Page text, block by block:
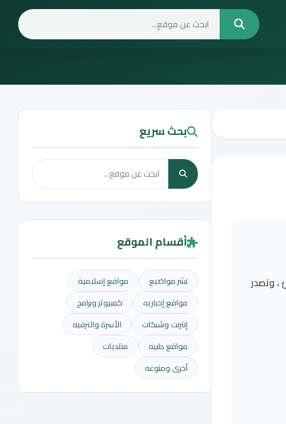
، وتصدر
بحث سريع
أقسام الموقع
نشر مواضيع
مواقع إسلامية
مواقع إخباريه
كمبيوتر وبرامج
إنترنت وشبكات
الأسرة والترفيه
مواقع طبيه
منتديات
أخرى ومنوعه